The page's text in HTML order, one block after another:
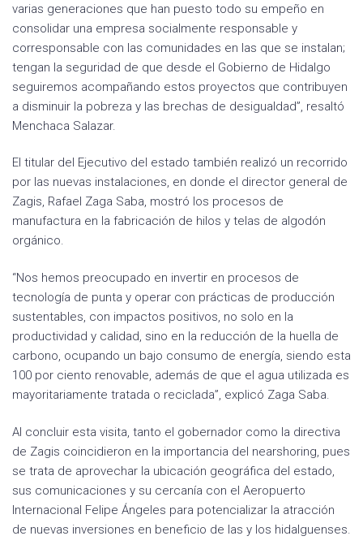
varias generaciones que han puesto todo su empeño en
consolidar una empresa socialmente responsable y
corresponsable con las comunidades en las que se instalan;
tengan la seguridad de que desde el Gobierno de Hidalgo
seguiremos acompañando estos proyectos que contribuyen
a disminuir la pobreza y las brechas de desigualdad”, resaltó
Menchaca Salazar.
El titular del Ejecutivo del estado también realizó un recorrido
por las nuevas instalaciones, en donde el director general de
Zagis, Rafael Zaga Saba, mostró los procesos de
manufactura en la fabricación de hilos y telas de algodón
orgánico.
“Nos hemos preocupado en invertir en procesos de
tecnología de punta y operar con prácticas de producción
sustentables, con impactos positivos, no solo en la
productividad y calidad, sino en la reducción de la huella de
carbono, ocupando un bajo consumo de energía, siendo esta
100 por ciento renovable, además de que el agua utilizada es
mayoritariamente tratada o reciclada”, explicó Zaga Saba.
Al concluir esta visita, tanto el gobernador como la directiva
de Zagis coincidieron en la importancia del nearshoring, pues
se trata de aprovechar la ubicación geográfica del estado,
sus comunicaciones y su cercanía con el Aeropuerto
Internacional Felipe Ángeles para potencializar la atracción
de nuevas inversiones en beneficio de las y los hidalguenses.